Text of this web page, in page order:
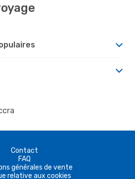
Contact
FAQ
générales de vente
relative aux cookies